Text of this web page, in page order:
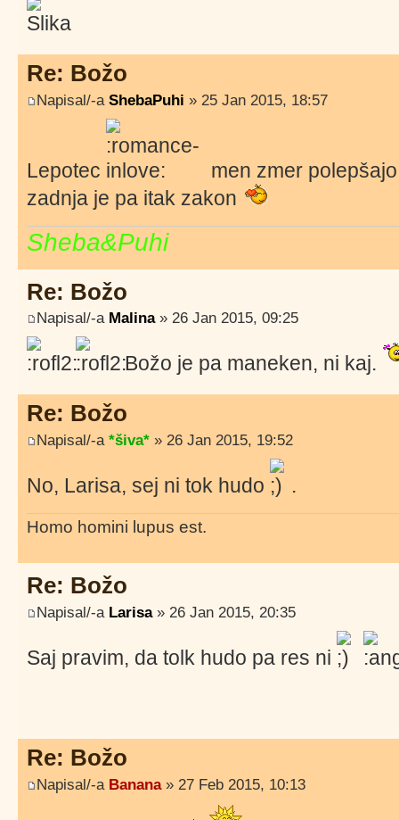
Re: Božo
Napisal/-a ShebaPuhi » 25 Jan 2015, 18:57
Lepotec
men zmer
zadnja je pa itak zakon
Sheba&Puhi
Re: Božo
Napisal/-a Malina» 26 Jan 2015, 09:25
Božo je pa maneken, ni kaj.
Re: Božo
Napisal/-a *šiva* » 26 Jan 2015, 19:52
No, Larisa, sej ni tok hudo .
Homo homini lupus est.
Re: Božo
Napisal/-a Larisa» 26 Jan 2015, 20:35
Saj pravim, da tolk hudo pa res ni
Re: Božo
Napisal/-a Banana» 27 Feb 2015, 10:13